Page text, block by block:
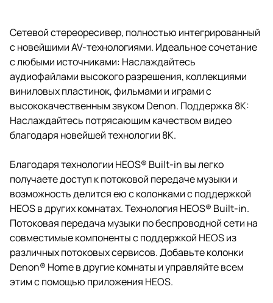
можете осуществлять
потоковую передачу музыки из
Интернета по беспроводной
сети и отправлять ее на колонки
с поддержкой HEOS в других
комнатах.
Сетевой стереоресивер, полностью интегрированный
с новейшими AV-технологиями. Идеальное сочетание
с любыми источниками: Наслаждайтесь
аудиофайлами высокого разрешения, коллекциями
виниловых пластинок, фильмами и играми с
высококачественным звуком Denon. Поддержка 8K:
Наслаждайтесь потрясающим качеством видео
благодаря новейшей технологии 8K.
Благодаря технологии HEOS® Built-in вы легко
получаете доступ к потоковой передаче музыки и
возможность делится ею с колонками с поддержкой
HEOS в других комнатах. Технология HEOS® Built-in.
Потоковая передача музыки по беспроводной сети на
совместимые компоненты с поддержкой HEOS из
различных потоковых сервисов. Добавьте колонки
Denon® Home в другие комнаты и управляйте всем
этим с помощью приложения HEOS.